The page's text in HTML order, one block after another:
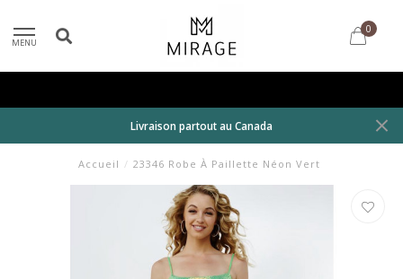
MENU
0
Livraison partout au Canada
Accueil / 23346 Robe À Paillette Néon Vert